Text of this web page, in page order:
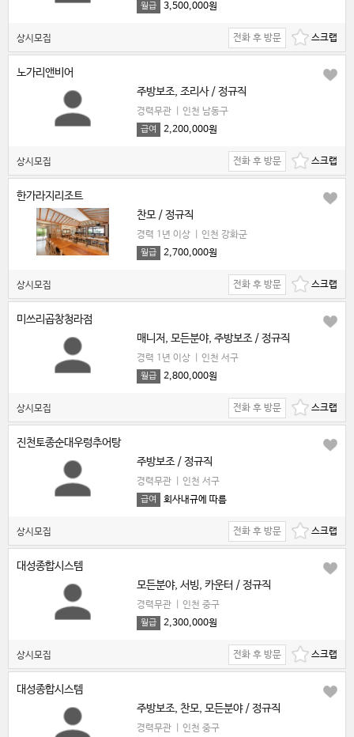
월급 3,500,000원
상시모집 전화 후 방문
노가리앤비어
주방보조, 조리사 / 정규직
경력무관 인천 남동구
급여 2,200,000원
상시모집 전화 후 방문
한가라지리조트
찬모 / 정규직
경력 1년 이상 인천 강화군
월급 2,700,000원
상시모집 전화 후 방문
미쓰리곱창청라점
매니저, 모든분야, 주방보조 / 정규직
경력 1년 이상 인천 서구
월급 2,800,000원
상시모집 전화 후 방문
진천토종순대우렁추어탕
주방보조 / 정규직
경력무관 인천 서구
급여 회사내규에 따름
상시모집 전화 후 방문
대성종합시스템
모든분야, 서빙, 카운터 / 정규직
경력무관 인천 중구
월급 2,300,000원
상시모집 전화 후 방문
대성종합시스템
주방보조, 찬모, 모든분야 / 정규직
경력무관 인천 중구